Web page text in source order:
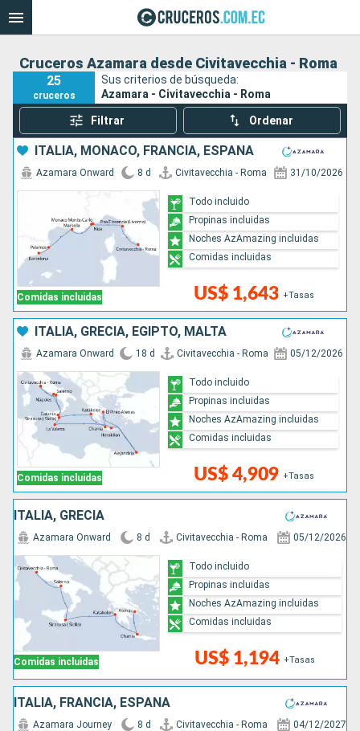
Cruceros Azamara desde Civitavecchia - Roma
25
cruceros
Sus criterios de búsqueda:
Azamara - Civitavecchia - Roma
Filtrar Ordenar
ITALIA, MONACO, FRANCIA, ESPAÑA
Comidas incluidas
Azamara Onward 8 d Civitavecchia - Roma 31/10/2026
US$ 1,643 +Tasas
Todo incluido
Propinas incluidas
Noches AzAmazing incluidas
Comidas incluidas
ITALIA, GRECIA, EGIPTO, MALTA
Comidas incluidas
Azamara Onward 18 d Civitavecchia - Roma 05/12/2026
US$ 4,909 +Tasas
Todo incluido
Propinas incluidas
Noches AzAmazing incluidas
Comidas incluidas
ITALIA, GRECIA
Comidas incluidas
Azamara Onward 8 d Civitavecchia - Roma 05/12/2026
US$ 1,194 +Tasas
Todo incluido
Propinas incluidas
Noches AzAmazing incluidas
Comidas incluidas
ITALIA, FRANCIA, ESPAÑA
Azamara Journey 8 d Civitavecchia - Roma 04/12/2027